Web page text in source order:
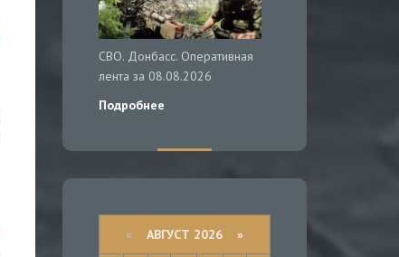
СВО. Донбасс. Оперативная
лента за 08.08.2026
Подробнее
« АВГУСТ 2026 »